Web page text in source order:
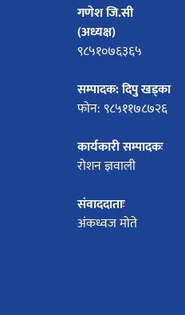
गणेश जि.सी
(अध्यक्ष)
९८५१०७६३६५
सम्पादक: दिपु खड्का
फोन: ९८५११७८७२६
कार्यकारी सम्पादकः
रोशन ज्ञवाली
संवाददाताः
अंकध्वज मोते